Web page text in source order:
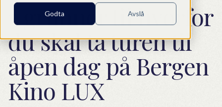
Godta Avslå
3 grunner til hvorfor
du skal ta turen til
åpen dag på Bergen
Kino LUX